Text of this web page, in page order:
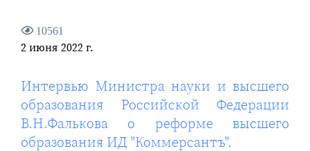
10561
2 июня 2022 г.
Интервью Министра науки и высшего
образования Российской Федерации
В.Н.Фалькова о реформе высшего
образования ИД "Коммерсантъ".